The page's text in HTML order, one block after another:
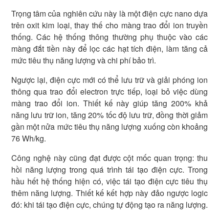
Trọng tâm của nghiên cứu này là một điện cực nano dựa
trên oxit kim loại, thay thế cho màng trao đổi ion truyền
thống. Các hệ thống thông thường phụ thuộc vào các
màng đắt tiền này để lọc các hạt tích điện, làm tăng cả
mức tiêu thụ năng lượng và chi phí bảo trì.
Ngược lại, điện cực mới có thể lưu trữ và giải phóng ion
thông qua trao đổi electron trực tiếp, loại bỏ việc dùng
màng trao đổi ion. Thiết kế này giúp tăng 200% khả
năng lưu trữ ion, tăng 20% ​​tốc độ lưu trữ, đồng thời giảm
gần một nửa mức tiêu thụ năng lượng xuống còn khoảng
76 Wh/kg.
Công nghệ này cũng đạt được cột mốc quan trọng: thu
hồi năng lượng trong quá trình tái tạo điện cực. Trong
hầu hết hệ thống hiện có, việc tái tạo điện cực tiêu thụ
thêm năng lượng. Thiết kế kết hợp này đảo ngược logic
đó: khi tái tạo điện cực, chúng tự động tạo ra năng lượng.